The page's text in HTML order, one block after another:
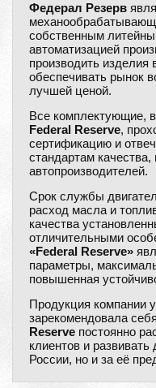
Федерал Резерв
собственным
автоматизацией
производить изделия
обеспечивать рынок
лучшей ценой.
Все комплектующие,
Federal Reserve,
сертификацию и
стандартам
автопроизводителей.
Срок службы
расход масла и
качества
отличительными
«Federal Reserve»
параметры,
повышенная
Продукция компании
зарекомендовала
Reserve постоянно
клиентов и
России, но и за её